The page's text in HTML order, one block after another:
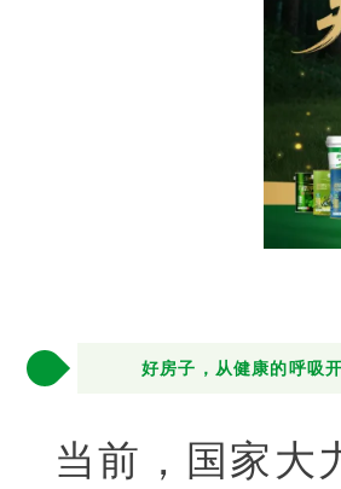
3 好房子，从健康的呼吸
当前，国家大